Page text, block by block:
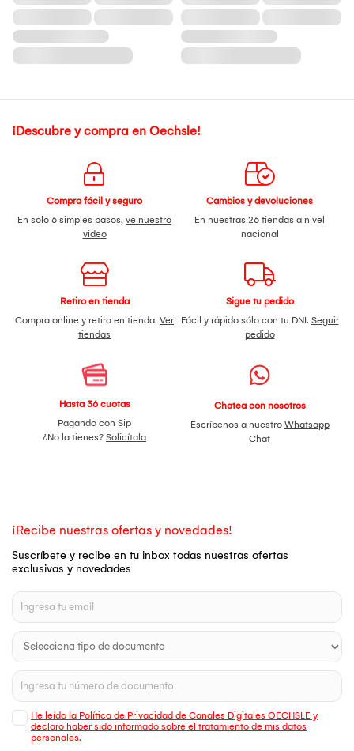
¡Descubre y compra en Oechsle!
Compra fácil y seguro
En solo 6 simples pasos, ve nuestro
video
Cambios y devoluciones
En nuestras 26 tiendas a nivel
nacional
Retiro en tienda
Compra online y retira en tienda. Ver
tiendas
Sigue tu pedido
Fácil y rápido sólo con tu DNI. Seguir
pedido
Hasta 36 cuotas
Pagando con Sip
¿No la tienes? Solicítala
Chatea con nosotros
Escríbenos a nuestro Whatsapp
Chat
¡Recibe nuestras ofertas y novedades!
Suscríbete y recibe en tu inbox todas nuestras ofertas
exclusivas y novedades
He leído la Política de Privacidad de Canales Digitales OECHSLE y
declaro haber sido informado sobre el tratamiento de mis datos
personales.